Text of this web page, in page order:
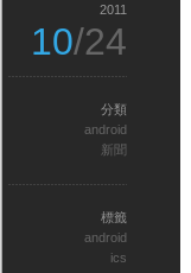
2011
10/24
分類
android
新聞
標籤
android
ics